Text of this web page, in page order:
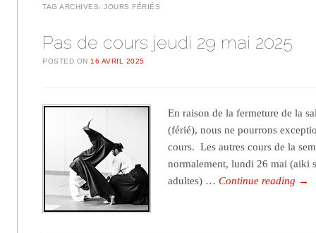
TAG ARCHIVES:JOURS FÉRIÉS
Pas de cours jeudi 29 mai 2025
POSTED ON16 AVRIL 2025
En raison de la fermeture de la
(férié), nous ne pourrons
cours. Les autres cours de la
normalement, lundi 26 mai (aiki
adultes) …Continue reading →